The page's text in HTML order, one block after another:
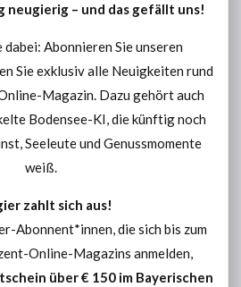
neugierig – und das gefällt uns!
dabei: Abonnieren Sie unseren
Sie exklusiv alle Neuigkeiten rund
Magazin. Dazu gehört auch
Bodensee-KI, die künftig noch
Seeleute und Genussmomente
weiß.
zahlt sich aus!
Abonnent*innen, die sich bis zum
Online-Magazins anmelden,
über € 150 im Bayerischen